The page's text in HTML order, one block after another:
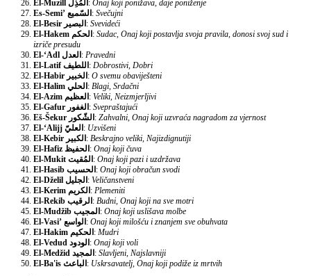
El-Muzill المُذِلّ: Onaj koji ponižava, daje poniženje
Es-Semi’ السّميع: Svečujni
El-Besir البصير: Svevideći
El-Hakem الحكم: Sudac, Onaj koji postavlja svoja pravila, donosi svoj sud i
izriče presudu
El-‘Adl العدل: Pravedni
El-Latif اللطيف: Dobrostivi, Dobri
El-Habir الخبير: O svemu obaviješteni
El-Halim الحلي: Blagi, Srdačni
El-Azim العظيم: Veliki, Neizmjerljivi
El-Gafur الغفور: Svepraštajući
Eš-Šekur الشّكور: Zahvalni, Onaj koji uzvraća nagradom za vjernost
El-‘Alijj العليّ: Uzvišeni
El-Kebir الكبير: Beskrajno veliki, Najizdignutiji
El-Hafiz الحفيظ: Onaj koji čuva
El-Mukit المُقيت: Onaj koji pazi i uzdržava
El-Hasib الحسيب: Onaj koji obračun svodi
El-Dželil الجليل: Veličanstveni
El-Kerim الكريم: Plemeniti
El-Rekib الرقيب: Budni, Onaj koji na sve motri
El-Mudžib المجيب: Onaj koji uslišava molbe
El-Vasi’ الواسع: Onaj koji milošću i znanjem sve obuhvata
El-Hakim الحكيم: Mudri
El-Vedud الودود: Onaj koji voli
El-Medžid المجيد: Slavljeni, Najslavniji
El-Ba'is الباعث: Uskrsavatelj, Onaj koji podiže iz mrtvih